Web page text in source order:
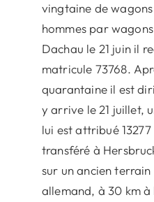
vingtaine de
hommes par
Dachau le 21 juin il
matricule 73768.
quarantaine il est
y arrive le 21 juillet,
lui est attribué
transféré à
sur un ancien
allemand, à 30 km à